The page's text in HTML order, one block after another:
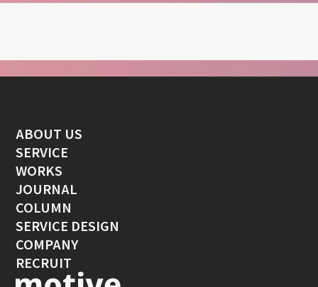
ABOUT US
SERVICE
WORKS
JOURNAL
COLUMN
SERVICE DESIGN
COMPANY
RECRUIT